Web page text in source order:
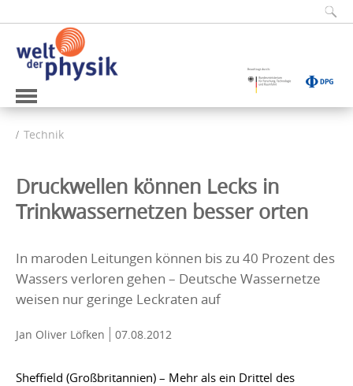
Technik
Druckwellen können Lecks in
Trinkwassernetzen besser orten
In maroden Leitungen können bis zu 40 Prozent des
Wassers verloren gehen – Deutsche Wassernetze
weisen nur geringe Leckraten auf
Jan Oliver Löfken 07.08.2012
Sheffield (Großbritannien) – Mehr als ein Drittel des